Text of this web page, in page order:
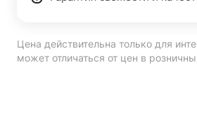
Цена действительна только для
может отличаться от цен в